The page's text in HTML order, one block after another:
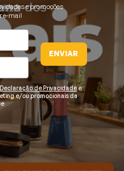
e promoções
e-mail
ENVIAR
Declaração de Privacidadee
e/ou promocionais da